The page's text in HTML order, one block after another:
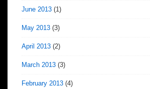
June 2013 (1)
May 2013 (3)
April 2013 (2)
March 2013 (3)
February 2013 (4)